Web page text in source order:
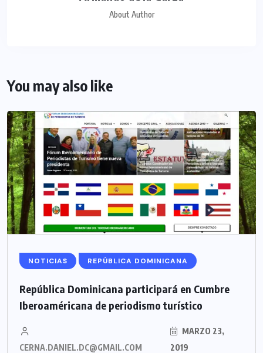
About Author
You may also like
NOTICIAS REPÚBLICA DOMINICANA
República Dominicana participará en Cumbre
Iberoaméricana de periodismo turístico
CERNA.DANIEL.DC@GMAIL.COM
MARZO 23,
2019